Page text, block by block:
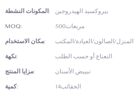
المكونات النشطة: بيروكسيد الهيدروجين
MOQ: مربعات500
مكان الاستخدام: المنزل/الصالون/العيادة/المكتب
نكهة: النعناع أو حسب الطلب
مزايا المنتج: تبييض الأسنان
كمية: الحقائب14